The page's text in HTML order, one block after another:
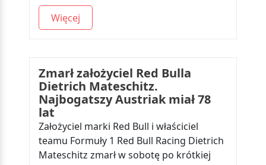
Więcej
Zmarł założyciel Red Bulla
Dietrich Mateschitz.
Najbogatszy Austriak miał 78
lat
Założyciel marki Red Bull i właściciel
teamu Formuły 1 Red Bull Racing Dietrich
Mateschitz zmarł w sobotę po krótkiej